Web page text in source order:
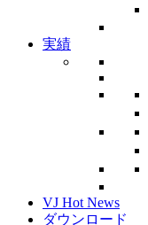
実績
VJ Hot News
ダウンロード